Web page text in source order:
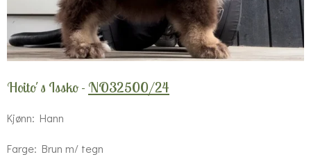
Hoito´s Issko - NO32500/24
Kjønn: Hann
Farge: Brun m/ tegn